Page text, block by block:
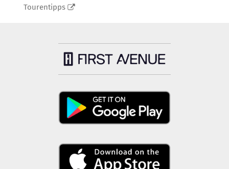
Tourentipps